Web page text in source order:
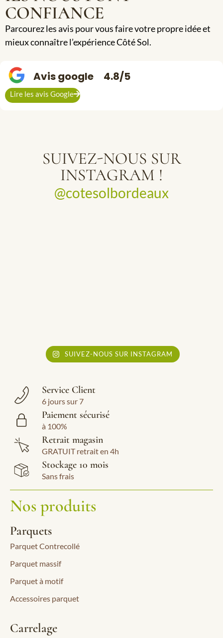
CONFIANCE
Parcourez les avis pour vous faire votre propre idée et
mieux connaître l’expérience Côté Sol.
Avis google 4.8/5
Lire les avis Google
SUIVEZ-NOUS SUR
INSTAGRAM !
@cotesolbordeaux
SUIVEZ-NOUS SUR INSTAGRAM
Service Client
6 jours sur 7
Paiement sécurisé
à 100%
Retrait magasin
GRATUIT retrait en 4h
Stockage 10 mois
Sans frais
Nos produits
Parquets
Parquet Contrecollé
Parquet massif
Parquet à motif
Accessoires parquet
Carrelage